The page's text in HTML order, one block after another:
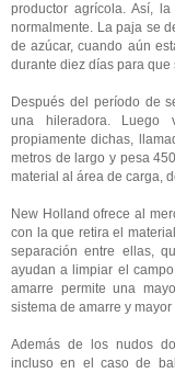
productor agrícola. Así,
normalmente. La paja se
de azúcar, cuando aún
durante diez días para que
Después del período de
una hileradora. Luego
propiamente dichas,
metros de largo y pesa
material al área de carga,
New Holland ofrece al
con la que retira el
separación entre ellas,
ayudan a limpiar el
amarre permite una
sistema de amarre y
Además de los nudos
incluso en el caso de